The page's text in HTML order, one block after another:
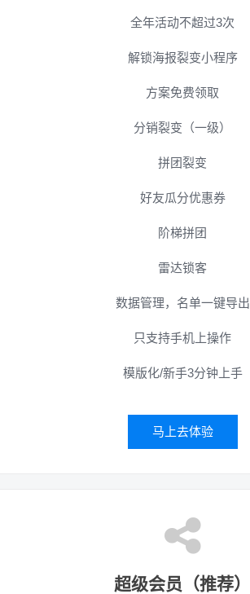
全年活动不超过3次
解锁海报裂变小程序
方案免费领取
分销裂变（一级）
拼团裂变
好友瓜分优惠券
阶梯拼团
雷达锁客
数据管理，名单一键导出
只支持手机上操作
模版化/新手3分钟上手
马上去体验
超级会员（推荐）